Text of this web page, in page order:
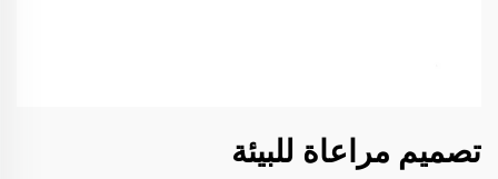
تصميم مراعاة للبيئة